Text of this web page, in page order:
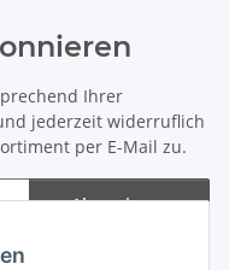
Ihrer
jederzeit widerruflich
per E-Mail zu.
Abonnieren